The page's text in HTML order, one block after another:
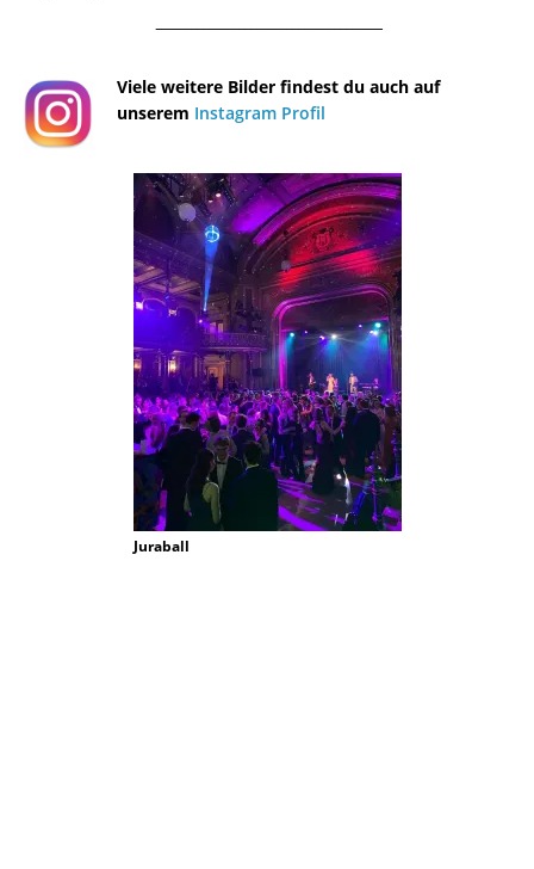
¯¯¯¯¯¯¯¯¯¯¯¯¯¯¯¯¯¯¯¯¯¯¯¯¯¯¯¯¯¯¯¯¯¯¯¯¯¯
Viele weitere Bilder findest du auch auf
unserem Instagram Profil
Juraball